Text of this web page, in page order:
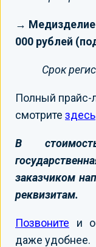
→ Медизделие
000 рублей
Срок
Полный прайс-
смотрите здесь
В
заказчиком
реквизитам.
Позвоните и
даже удобнее.